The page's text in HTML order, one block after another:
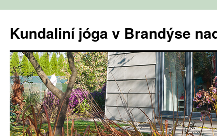
obsahu
webu
Kundaliní jóga v Brandýse